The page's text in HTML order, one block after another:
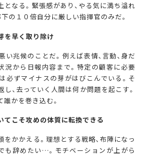
となる。緊張感があり、やる気に満ち溢れ
の１０倍自分に厳しい指揮官のみだ。
を早く取り除け
兆候のことだ。例えば表情、言動、身だ
況から日報内容まで。特定の顧客に必要
必ずマイナスの芽がはびこんでいる。そ
、去っていく人間は何か問題を起こす。
かを巻き込む。
てこそ攻めの体質に転換できる
かかえる。理想とする戦略、布陣になっ
も辞めたい…。モチベーションが上がら